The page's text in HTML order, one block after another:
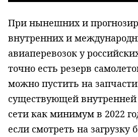
При нынешних и
внутренних и
авиаперевозок у
точно есть резерв
можно пустить на
существующей
сети как минимум в 2022
если смотреть на загрузку